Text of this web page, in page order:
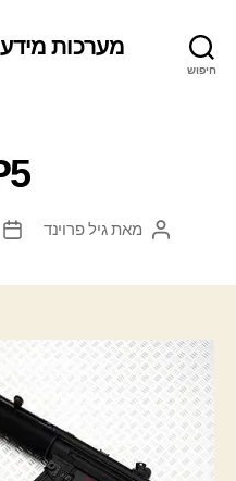
חיפוש
מערכות
המחבר
מאתגיל פרוינד